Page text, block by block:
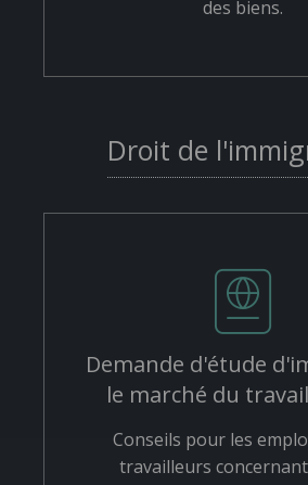
des biens.
Droit de
Demande d'étude
le marché du
Conseils pour les
travailleurs